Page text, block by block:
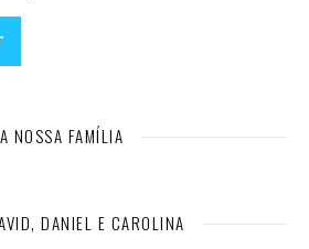
A NOSSA FAMÍLIA
DANIEL E CAROLINA